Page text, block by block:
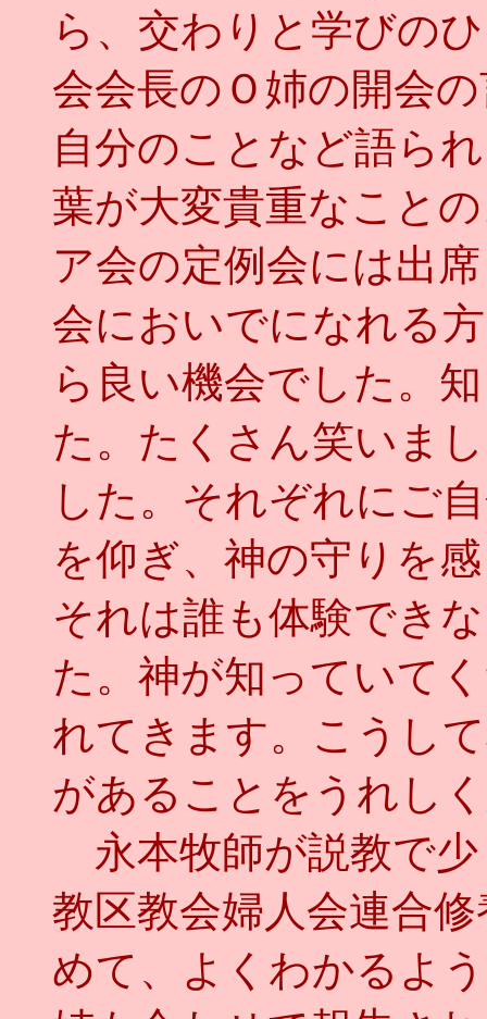
ら、交わりと学びの
会会長のＯ姉の開会
自分のことなど語ら
葉が大変貴重なこと
ア会の定例会には出
会においでになれる
ら良い機会でした。
た。たくさん笑いま
した。それぞれにご
を仰ぎ、神の守りを
それは誰も体験でき
た。神が知っていて
れてきます。こうし
があることをうれし
永本牧師が説教で
教区教会婦人会連合
めて、よくわかるよ